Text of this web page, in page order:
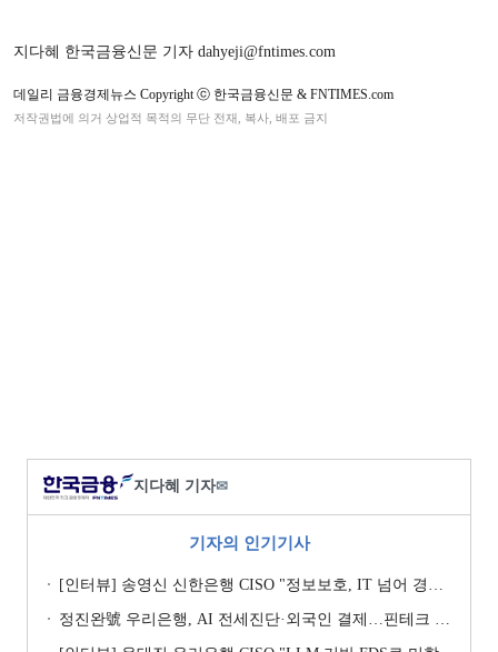
지다혜 한국금융신문 기자 dahyeji@fntimes.com
데일리 금융경제뉴스 Copyright ⓒ 한국금융신문 & FNTIMES.com
저작권법에 의거 상업적 목적의 무단 전재, 복사, 배포 금지
지다혜 기자✉
기자의 인기기사
[인터뷰] 송영신 신한은행 CISO "정보보호, IT 넘어 경영 리스크로 관리" [2026 은행권 보안 전략 ③]
정진완號 우리은행, AI 전세진단·외국인 결제…핀테크 협업 강화